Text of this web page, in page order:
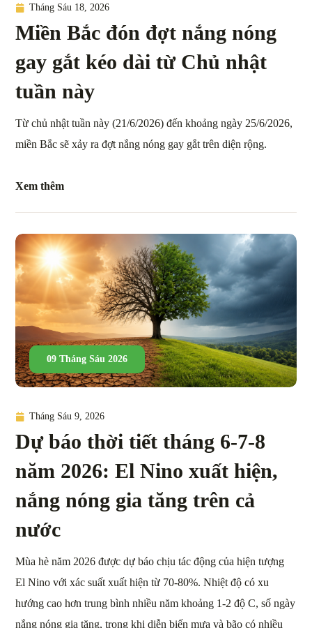
Tháng Sáu 18, 2026
Miền Bắc đón đợt nắng nóng
gay gắt kéo dài từ Chủ nhật
tuần này
Từ chủ nhật tuần này (21/6/2026) đến khoảng ngày 25/6/2026,
miền Bắc sẽ xảy ra đợt nắng nóng gay gắt trên diện rộng.
Xem thêm
09 Tháng Sáu 2026
Tháng Sáu 9, 2026
Dự báo thời tiết tháng 6-7-8
năm 2026: El Nino xuất hiện,
nắng nóng gia tăng trên cả
nước
Mùa hè năm 2026 được dự báo chịu tác động của hiện tượng
El Nino với xác suất xuất hiện từ 70-80%. Nhiệt độ có xu
hướng cao hơn trung bình nhiều năm khoảng 1-2 độ C, số ngày
nắng nóng gia tăng, trong khi diễn biến mưa và bão có nhiều